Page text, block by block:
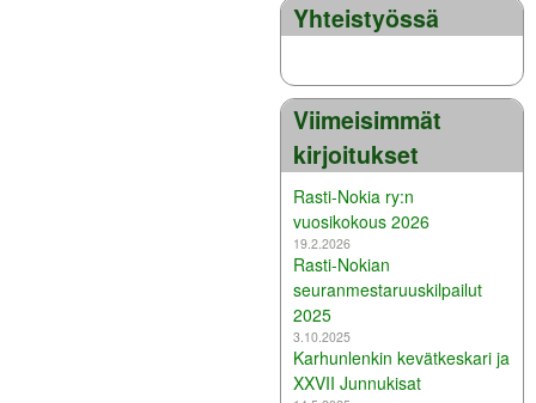
Yhteistyössä
Viimeisimmät
kirjoitukset
Rasti-Nokia ry:n
vuosikokous 2026
19.2.2026
Rasti-Nokian
seuranmestaruuskilpailut
2025
3.10.2025
Karhunlenkin kevätkeskari ja
XXVII Junnukisat